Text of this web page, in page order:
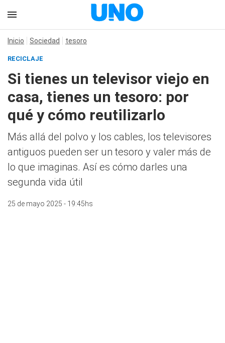
Inicio Sociedad tesoro
RECICLAJE
Si tienes un televisor viejo en
casa, tienes un tesoro: por
qué y cómo reutilizarlo
Más allá del polvo y los cables, los televisores
antiguos pueden ser un tesoro y valer más de
lo que imaginas. Así es cómo darles una
segunda vida útil
25 de mayo 2025 - 19:45hs